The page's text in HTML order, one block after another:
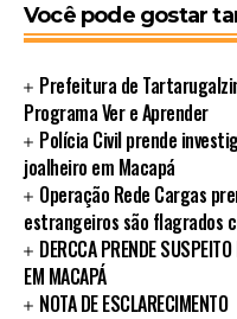
Você pode gostar
Prefeitura de
Programa Ver e Aprender
Polícia Civil prende
joalheiro em Macapá
Operação Rede Cargas
estrangeiros são flagrados
DERCCA PRENDE
EM MACAPÁ
NOTA DE ESCLARECIMENTO